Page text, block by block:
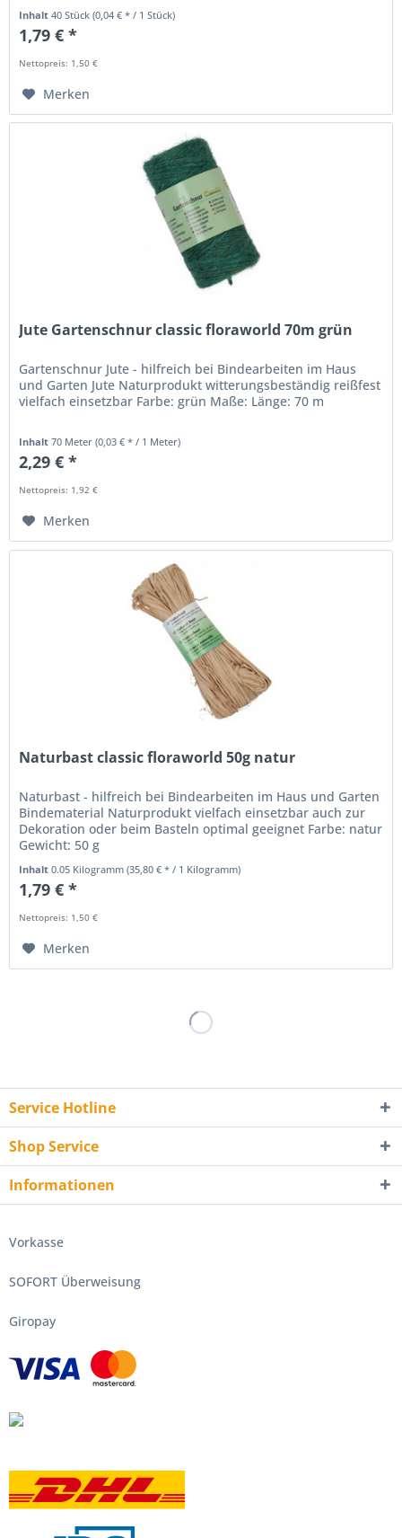
Inhalt40 Stück(0,04 € * / 1 Stück)
1,79 € *
Nettopreis: 1,50 €
Merken
Jute Gartenschnur classic floraworld 70m grün
Gartenschnur Jute - hilfreich bei Bindearbeiten im Haus
und Garten Jute Naturprodukt witterungsbeständig reißfest
vielfach einsetzbar Farbe: grün Maße: Länge: 70 m
Inhalt70 Meter(0,03 € * / 1 Meter)
2,29 € *
Nettopreis: 1,92 €
Merken
Naturbast classic floraworld 50g natur
Naturbast - hilfreich bei Bindearbeiten im Haus und Garten
Bindematerial Naturprodukt vielfach einsetzbar auch zur
Dekoration oder beim Basteln optimal geeignet Farbe: natur
Gewicht: 50 g
Inhalt0.05 Kilogramm(35,80 € * / 1 Kilogramm)
1,79 € *
Nettopreis: 1,50 €
Merken
Service Hotline
Shop Service
Informationen
Vorkasse
SOFORT Überweisung
Giropay